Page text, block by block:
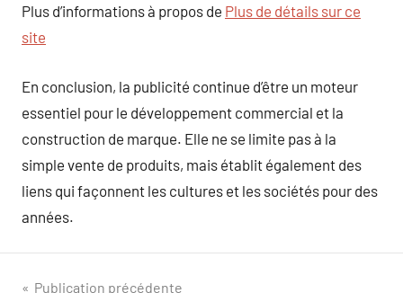
Plus d’informations à propos de Plus de détails sur ce
site
En conclusion, la publicité continue d’être un moteur
essentiel pour le développement commercial et la
construction de marque. Elle ne se limite pas à la
simple vente de produits, mais établit également des
liens qui façonnent les cultures et les sociétés pour des
années.
Publication précédente